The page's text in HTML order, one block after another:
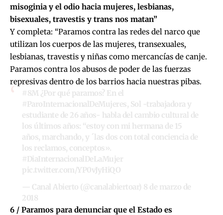
misoginia y el odio hacia mujeres, lesbianas,
bisexuales, travestis y trans nos matan”
Y completa: “Paramos contra las redes del narco que
utilizan los cuerpos de las mujeres, transexuales,
lesbianas, travestis y niñas como mercancías de canje.
Paramos contra los abusos de poder de las fuerzas
represivas dentro de los barrios hacia nuestras pibas.
#8M¿Por qué paramos? En el
#ParoInternacionalDeMujeres, Sol -trabajadora y
estudiante de 26 años- habla del cambio cultural de
los últimos años: “estoy con mi hermana de 15
años, marchando, y ´las dos con total conciencia de
los reclamos, conceptos».
#DiaInternacionalDeLaMujer
pic.twitter.com/YP0vJyHiQO
— Canal Abierto (@canalabiertoar) 8 de marzo de
2018
6 / Paramos para denunciar que el Estado es